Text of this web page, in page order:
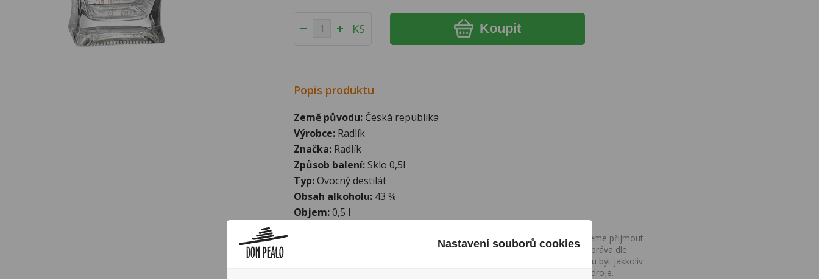
KS Koupit
Popis produktu
Země původu: Česká republika
Výrobce: Radlík
Značka: Radlík
Způsob balení:Sklo 0,5l
Typ:Ovocný destilát
Obsah alkoholu: 43 %
Objem:0,5 l
I přesto, že jsou informace o výrobcích pravidelně aktualizovány, nemůžeme přijmout
odpovědnost za jakékoliv nesprávné informace. To však nemá vliv na Vaše práva dle
zákona. Tyto informace jsou podávány pouze pro osobní použití a nemohou být jakkoliv
kopírovány bez předchozího souhlasu DonPealo ani bez řádného uvedení zdroje.
Nastavení souborů cookies